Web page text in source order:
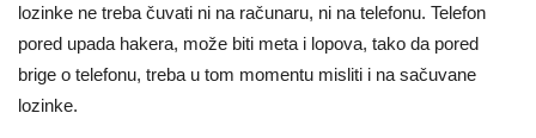
lozinke ne treba čuvati ni na računaru, ni na telefonu. Telefon
pored upada hakera, može biti meta i lopova, tako da pored
brige o telefonu, treba u tom momentu misliti i na sačuvane
lozinke.